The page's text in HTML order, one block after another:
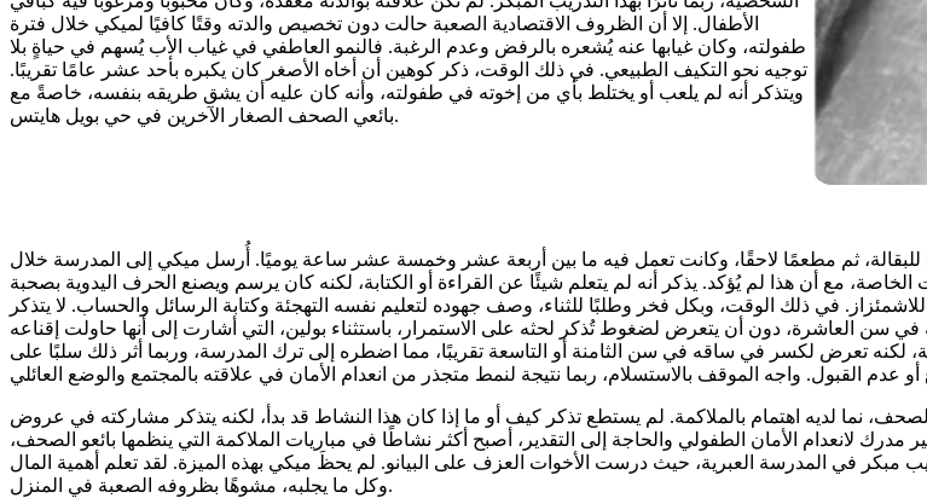
الأطفال. إلا أن الظروف الاقتصادية الصعبة حالت دون تخصيص والدته وقتًا كافيًا لميكي خلال فترة
طفولته، وكان غيابها عنه يُشعره بالرفض وعدم الرغبة. فالنمو العاطفي في غياب الأب يُسهم في حياةٍ بلا
توجيه نحو التكيف الطبيعي. في ذلك الوقت، ذكر كوهين أن أخاه الأصغر كان يكبره بأحد عشر عامًا تقريبًا.
ويتذكر أنه لم يلعب أو يختلط بأي من إخوته في طفولته، وأنه كان عليه أن يشق طريقه بنفسه، خاصةً مع
بائعي الصحف الصغار الآخرين في حي بويل هايتس.
للبقالة، ثم مطعمًا لاحقًا، وكانت تعمل فيه ما بين أربعة عشر وخمسة عشر ساعة يوميًا. أُرسل ميكي إلى المدرسة خلال
مع أن هذا لم يُؤكد. يذكر أنه لم يتعلم شيئًا عن القراءة أو الكتابة، لكنه كان يرسم ويصنع الحرف اليدوية بصحبة
في ذلك الوقت، وبكل فخر وطلبًا للثناء، وصف جهوده لتعليم نفسه التهجئة وكتابة الرسائل والحساب. لا يتذكر
سن العاشرة، دون أن يتعرض لضغوط تُذكر لحثه على الاستمرار، باستثناء بولين، التي أشارت إلى أنها حاولت إقناعه
تعرض لكسر في ساقه في سن الثامنة أو التاسعة تقريبًا، مما اضطره إلى ترك المدرسة، وربما أثر ذلك سلبًا على
نما لديه اهتمام بالملاكمة. لم يستطع تذكر كيف أو ما إذا كان هذا النشاط قد بدأ، لكنه يتذكر مشاركته في عروض
لانعدام الأمان الطفولي والحاجة إلى التقدير، أصبح أكثر نشاطًا في مباريات الملاكمة التي ينظمها بائعو الصحف،
مبكر في المدرسة العبرية، حيث درست الأخوات العزف على البيانو. لم يحظَ ميكي بهذه الميزة. لقد تعلم أهمية المال
وكل ما يجلبه، مشوهًا بظروفه الصعبة في المنزل.